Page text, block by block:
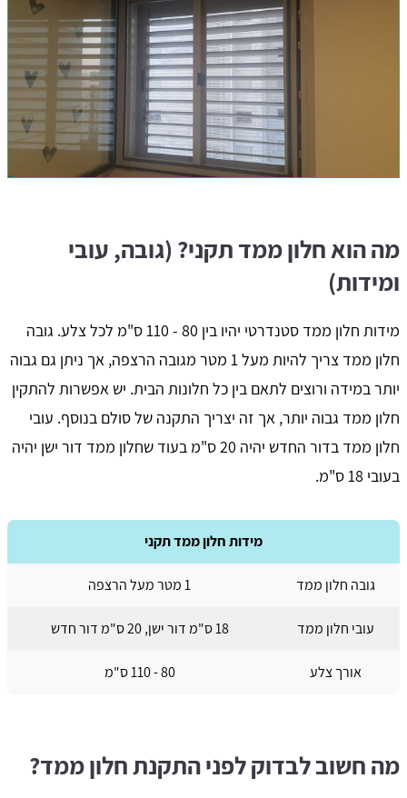
מה הוא חלון ממד תקני? (גובה, עובי
ומידות)
מידות חלון ממד סטנדרטי יהיו בין 80 - 110 ס"מ לכל צלע. גובה
חלון ממד צריך להיות מעל 1 מטר מגובה הרצפה, אך ניתן גם גבוה
יותר במידה ורוצים לתאם בין כל חלונות הבית. יש אפשרות להתקין
חלון ממד גבוה יותר, אך זה יצריך התקנה של סולם בנוסף. עובי
חלון ממד בדור החדש יהיה 20 ס"מ בעוד שחלון ממד דור ישן יהיה
בעובי 18 ס"מ.
מידות חלון ממד תקני
גובה חלון ממד 1 מטר מעל הרצפה
עובי חלון ממד 18 ס"מ דור ישן, 20 ס"מ דור חדש
אורך צלע 80 - 110 ס"מ
מה חשוב לבדוק לפני התקנת חלון ממד?